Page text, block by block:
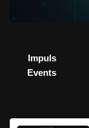
Impuls
Events